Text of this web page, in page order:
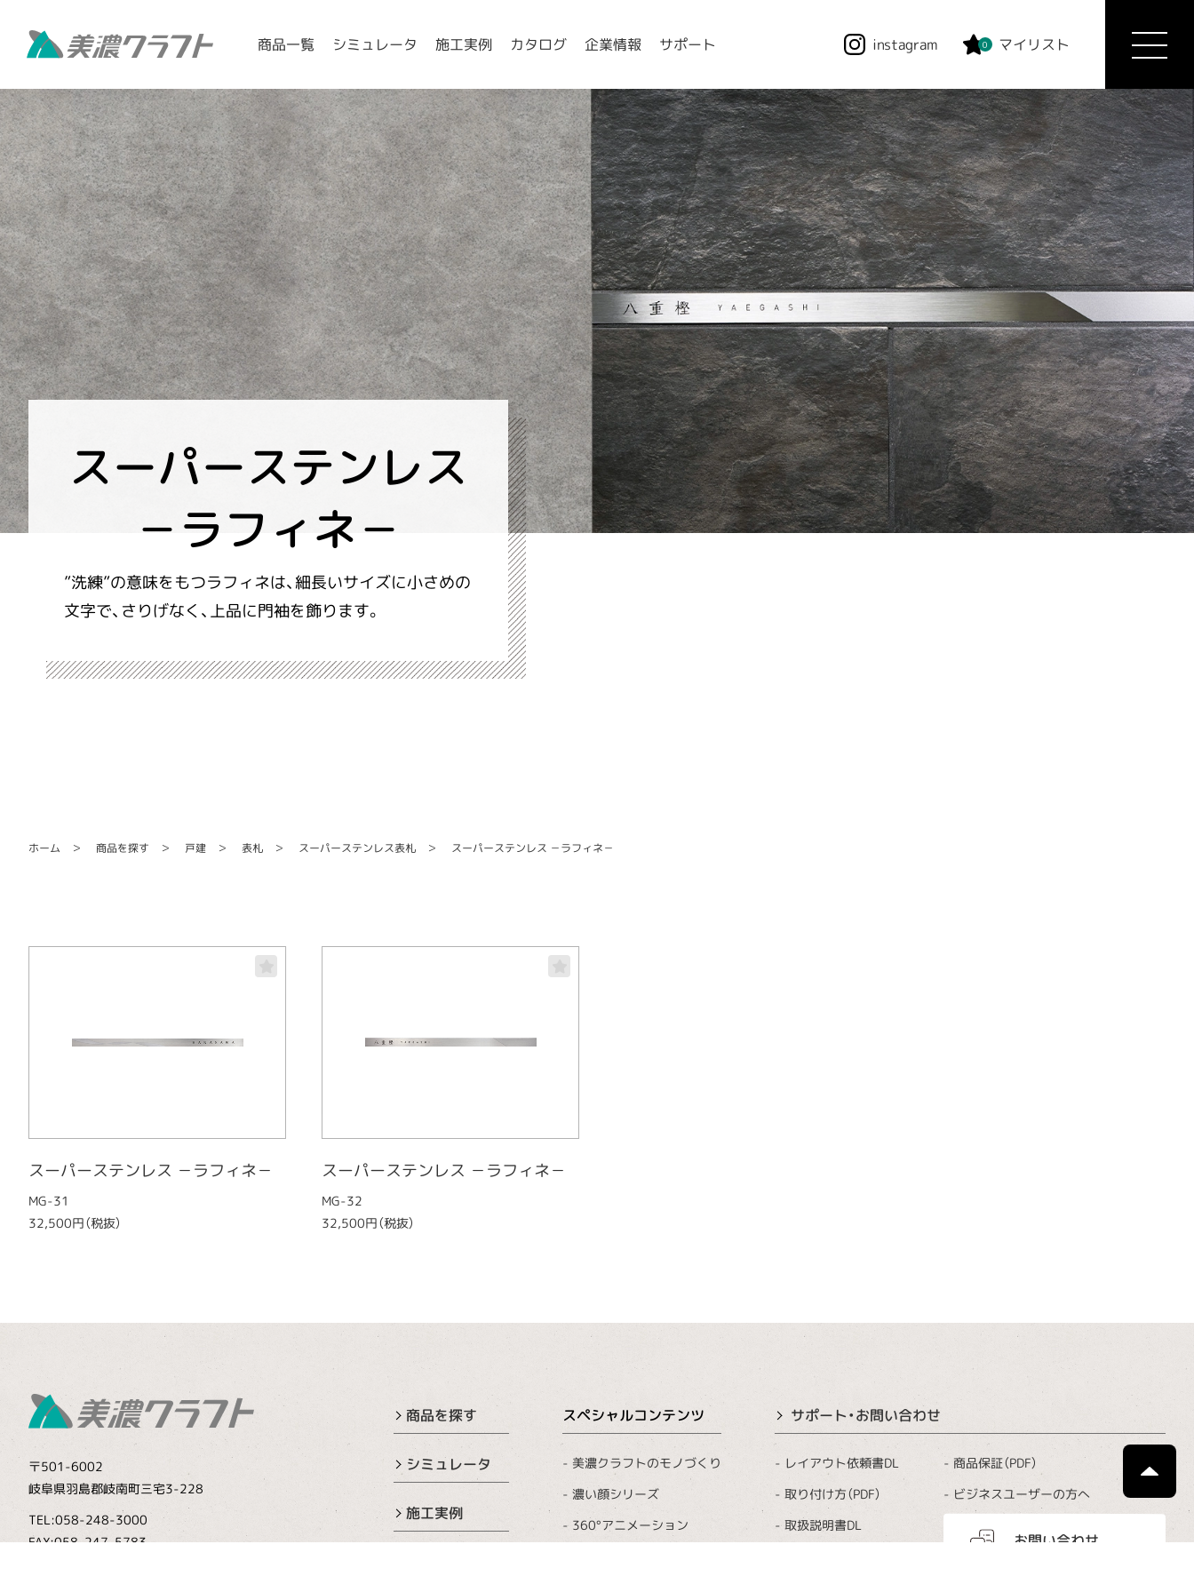
商品一覧 シミュレータ 施工実例 カタログ 企業情報 サポート instagram 0 マイリスト
スーパーステンレス
－ラフィネ－
”洗練”の意味をもつラフィネは、細長いサイズに小さめの
文字で、さりげなく、上品に門袖を飾ります。
ホーム 商品を探す 戸建 表札 スーパーステンレス表札 スーパーステンレス －ラフィネ－
スーパーステンレス －ラフィネ－
MG-31
32,500円（税抜）
スーパーステンレス －ラフィネ－
MG-32
32,500円（税抜）
〒501-6002
岐阜県羽島郡岐南町三宅3-228
TEL:058-248-3000
FAX:058-247-5783
商品を探す
シミュレータ
施工実例
スペシャルコンテンツ
美濃クラフトのモノづくり
濃い顔シリーズ
360°アニメーション
サポート・お問い合わせ
レイアウト依頼書DL
取り付け方（PDF）
取扱説明書DL
商品保証（PDF）
ビジネスユーザーの方へ
お問い合わせ